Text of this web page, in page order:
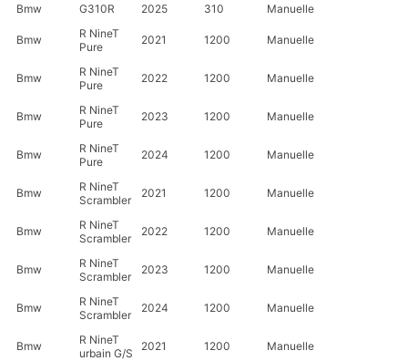
Bmw
G310R 2025 310 Manuelle
Bmw
R NineT
Pure
2021 1200 Manuelle
Bmw
R NineT
Pure
2022 1200 Manuelle
Bmw
R NineT
Pure
2023 1200 Manuelle
Bmw
R NineT
Pure
2024 1200 Manuelle
Bmw
R NineT
Scrambler
2021 1200 Manuelle
Bmw
R NineT
Scrambler
2022 1200 Manuelle
Bmw
R NineT
Scrambler
2023 1200 Manuelle
Bmw
R NineT
Scrambler
2024 1200 Manuelle
Bmw
R NineT
urbain G/S
2021 1200 Manuelle